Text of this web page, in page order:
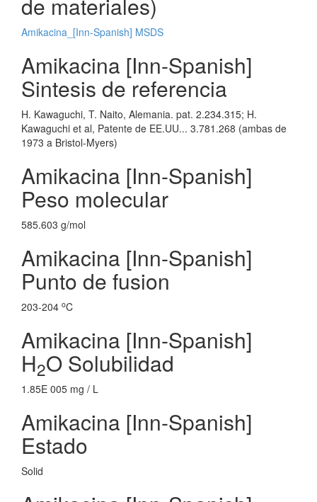
Amikacina_[Inn-Spanish] MSDS
Amikacina [Inn-Spanish]
Sintesis de referencia
H. Kawaguchi, T. Naito, Alemania. pat. 2.234.315; H.
Kawaguchi et al, Patente de EE.UU... 3.781.268 (ambas de
1973 a Bristol-Myers)
Amikacina [Inn-Spanish]
Peso molecular
585.603 g/mol
Amikacina [Inn-Spanish]
Punto de fusion
203-204 oC
Amikacina [Inn-Spanish]
H2O Solubilidad
1.85E 005 mg / L
Amikacina [Inn-Spanish]
Estado
Solid